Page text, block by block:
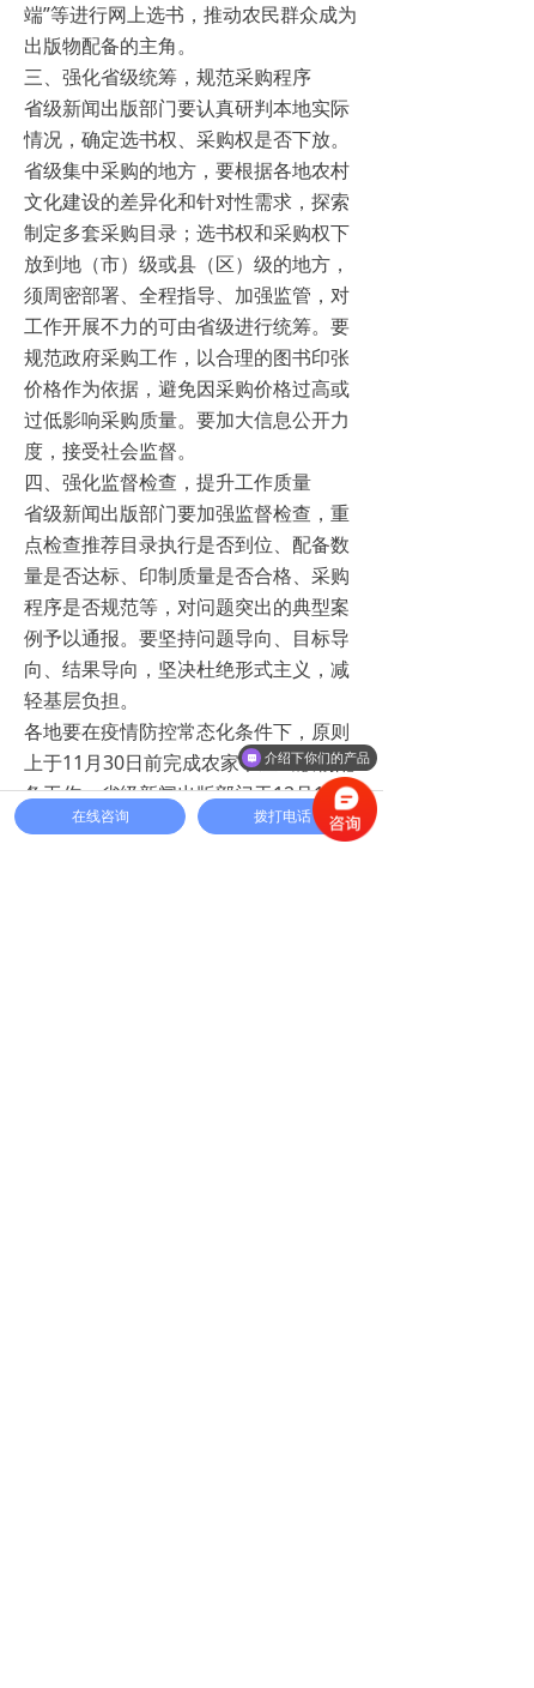
端”等进行网上选书，推动农民群众成为
出版物配备的主角。
三、强化省级统筹，规范采购程序
省级新闻出版部门要认真研判本地实际
情况，确定选书权、采购权是否下放。
省级集中采购的地方，要根据各地农村
文化建设的差异化和针对性需求，探索
制定多套采购目录；选书权和采购权下
放到地（市）级或县（区）级的地方，
须周密部署、全程指导、加强监管，对
工作开展不力的可由省级进行统筹。要
规范政府采购工作，以合理的图书印张
价格作为依据，避免因采购价格过高或
过低影响采购质量。要加大信息公开力
度，接受社会监督。
四、强化监督检查，提升工作质量
省级新闻出版部门要加强监督检查，重
点检查推荐目录执行是否到位、配备数
量是否达标、印制质量是否合格、采购
程序是否规范等，对问题突出的典型案
例予以通报。要坚持问题导向、目标导
向、结果导向，坚决杜绝形式主义，减
轻基层负担。
各地要在疫情防控常态化条件下，原则
上于11月30日前完成农家书屋出版物配
备工作。省级新闻出版部门于12月15日
前，向国家新闻出版署书面报送本年度
介绍下你们的产品
在线咨询 拨打电话